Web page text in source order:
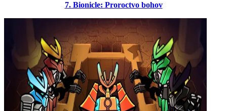
7. Bionicle: Proroctvo bohov